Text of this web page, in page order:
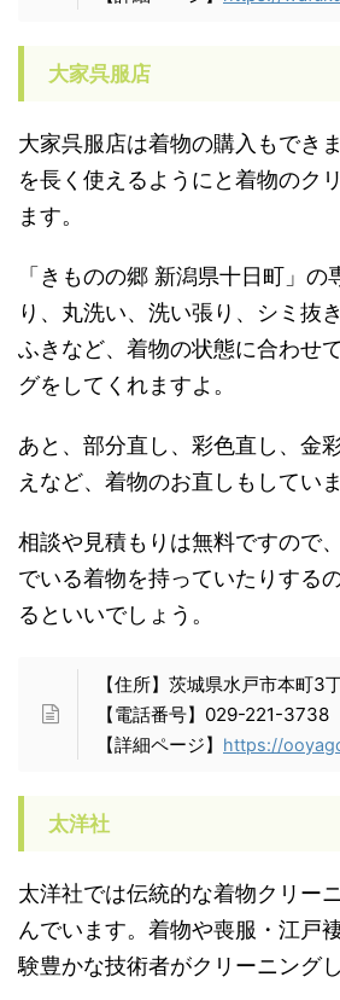
大家呉服店
大家呉服店は着物の購入もでき
を長く使えるようにと着物のク
ます。
「きものの郷 新潟県十日町」の
り、丸洗い、洗い張り、シミ抜
ふきなど、着物の状態に合わせ
グをしてくれますよ。
あと、部分直し、彩色直し、金
えなど、着物のお直しもしていま
相談や見積もりは無料ですので
でいる着物を持っていたりする
るといいでしょう。
【住所】茨城県水戸市本町3
【電話番号】029-221-3738
【詳細ページ】 https://
太洋社
太洋社では伝統的な着物クリー
んでいます。着物や喪服・江戸
験豊かな技術者がクリーニング